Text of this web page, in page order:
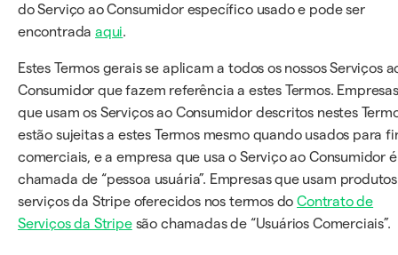
do Serviço ao Consumidor específico usado e pode ser
encontradaaqui.
Estes Termos gerais se aplicam a todos os nossos Serviços
Consumidor que fazem referência a estes Termos. Empresas
que usam os Serviços ao Consumidor descritos nestes
estão sujeitas a estes Termos mesmo quando usados para
comerciais, e a empresa que usa o Serviço ao Consumidor é
chamada de “pessoa usuária”. Empresas que usam
serviços da Stripe oferecidos nos termos doContrato de
Serviços da Stripesão chamadas de “Usuários Comerciais”.